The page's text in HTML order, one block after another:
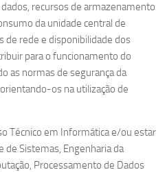
recursos de armazenamento
da unidade central de
de rede e disponibilidade dos
para o funcionamento do
as normas de segurança da
os na utilização de
Técnico em Informática e/ou estar
de Sistemas, Engenharia da
Processamento de Dados